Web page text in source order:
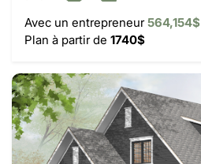
Avec un entrepreneur564,154$
Plan à partir de 1740$